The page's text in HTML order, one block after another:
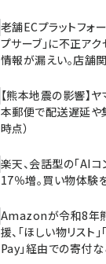
老舗ECプラットフォ
プサーブ」に不正ア
情報が漏えい。店舗
【熊本地震の影響】
本郵便で配送遅延や
時点）
楽天、会話型の「AI
17％増。買い物体験
Amazonが令和8年
援、「ほしい物リスト
Pay」経由での寄付